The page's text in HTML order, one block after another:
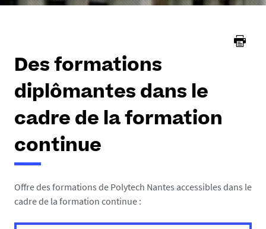
ici :
Des formations
diplômantes dans le
cadre de la formation
continue
Offre des formations de Polytech Nantes accessibles dans le
cadre de la formation continue :